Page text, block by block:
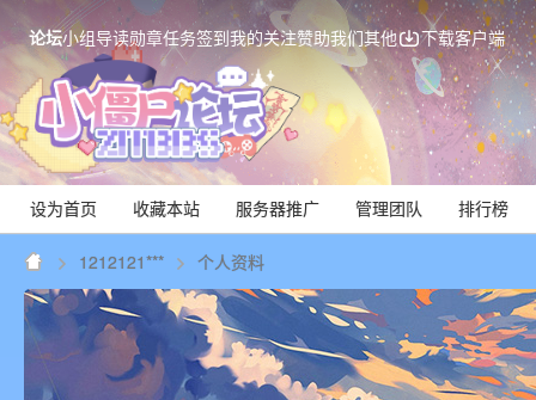
论坛小组导读勋章任务签到我的关注赞助我们其他 下载客户端
设为首页 收藏本站 服务器推广 管理团队 排行榜
Mi
1212121*** 个人资料